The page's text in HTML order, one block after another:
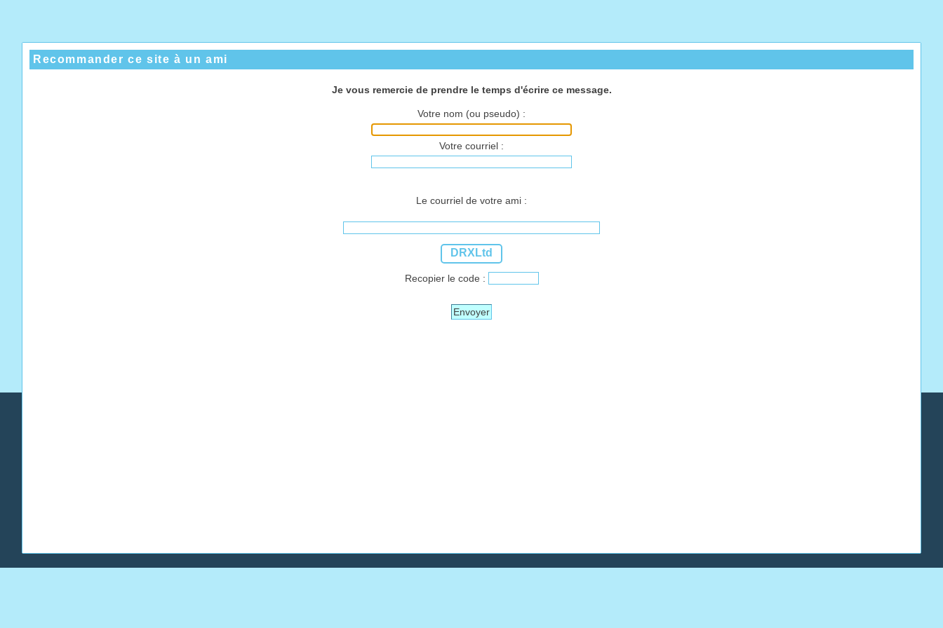
Recommander ce site à un ami
Je vous remercie de prendre le temps d'écrire ce message.
Votre nom (ou pseudo) :
Votre courriel :
Le courriel de votre ami :
DRXLtd
Recopier le code :
Envoyer